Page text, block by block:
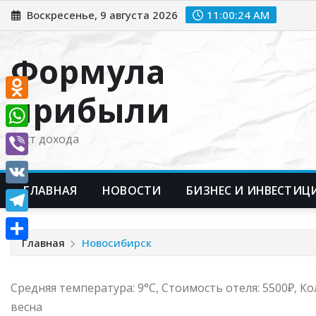
Перейти
к
Воскресенье, 9 августа 2026 11:00:25 AM
Формула
прибыли
Рост дохода
ГЛАВНАЯ НОВОСТИ БИЗНЕС И
Главная Новосибирск
Средняя температура: 9°C, Стоимость отеля: 5500₽,
весна
Odnoklassniki
WhatsApp
Viber
VK
Telegram
Отправить